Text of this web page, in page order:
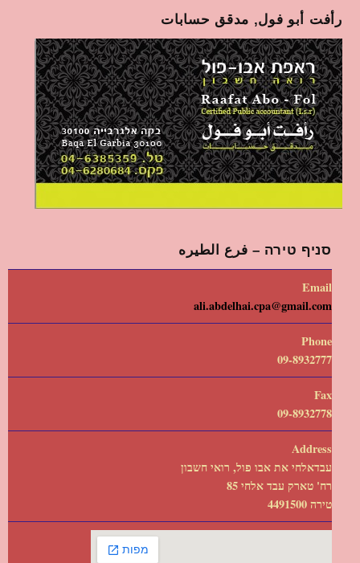
رأفت أبو فول, مدقق حسابات
סניף טירה – فرع الطيره
Email
ali.abdelhai.cpa@gmail.com
Phone
09-8932777
Fax
09-8932778
Address
עבדאלחי את אבו פול, רואי חשבון
רח' טארק עבד אלחי 85
טירה 4491500